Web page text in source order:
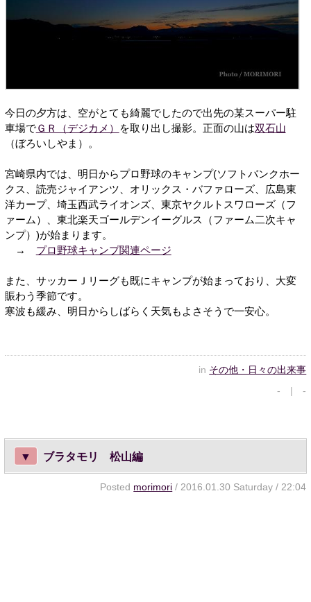
今日の夕方は、空がとても綺麗でしたので出先の某スーパー駐
車場でＧＲ（デジカメ） を取り出し撮影。正面の山は双石山
（ぼろいしやま）。
宮崎県内では、明日からプロ野球のキャンプ(ソフトバンクホー
クス、読売ジャイアンツ、オリックス・バファローズ、広島東
洋カープ、埼玉西武ライオンズ、東京ヤクルトスワローズ（フ
ァーム）、東北楽天ゴールデンイーグルス（ファーム二次キャ
ンプ）)が始まります。
→ プロ野球キャンプ関連ページ
また、サッカーＪリーグも既にキャンプが始まっており、大変
賑わう季節です。
寒波も緩み、明日からしばらく天気もよさそうで一安心。
in その他・日々の出来事
- | -
▼ ブラタモリ 松山編
Posted morimori / 2016.01.30 Saturday / 22:04